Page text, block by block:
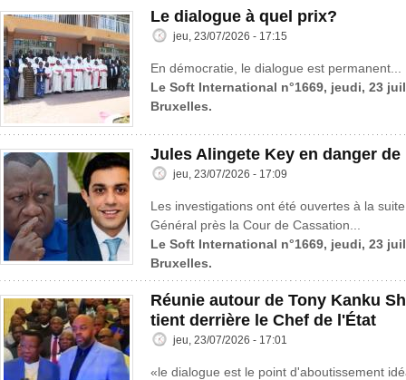
Le dialogue à quel prix?
jeu, 23/07/2026 - 17:15
En démocratie, le dialogue est permanent...
Le Soft International n°1669, jeudi, 23
Bruxelles.
Jules Alingete Key en danger de
jeu, 23/07/2026 - 17:09
Les investigations ont été ouvertes à la
Général près la Cour de Cassation...
Le Soft International n°1669, jeudi, 23
Bruxelles.
Réunie autour de Tony Kanku
tient derrière le Chef de l'État
jeu, 23/07/2026 - 17:01
«le dialogue est le point d'aboutissement